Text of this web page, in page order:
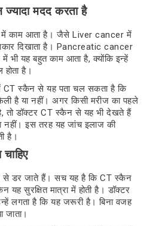
मदद करता है
काम आता है। जैसे Liver cancer में
दिखाता है। Pancreatic cancer
यह बहुत काम आता है, क्योंकि इन्हें
है।
स्कैन से यह पता चल सकता है कि
है या नहीं। अगर किसी मरीज का पहले
तो डॉक्टर CT स्कैन से यह भी देखते हैं
नहीं। इस तरह यह जांच इलाज की
है।
से डर जाते हैं। सच यह है कि CT स्कैन
यह सुरक्षित मात्रा में होती है। डॉक्टर
लगता है कि यह जरूरी है। बिना वजह
जाता।